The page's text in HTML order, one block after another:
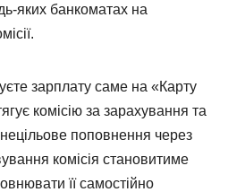
яких банкоматах на
зарплату саме на «Карту
комісію за зарахування та
поповнення через
комісія становитиме
її самостійно